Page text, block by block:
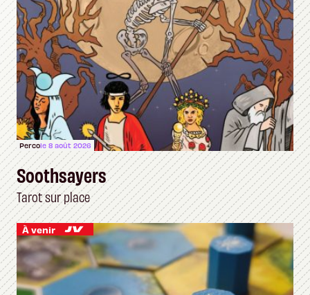
Percole 8 août 2026
Soothsayers
Tarot sur place
À venir